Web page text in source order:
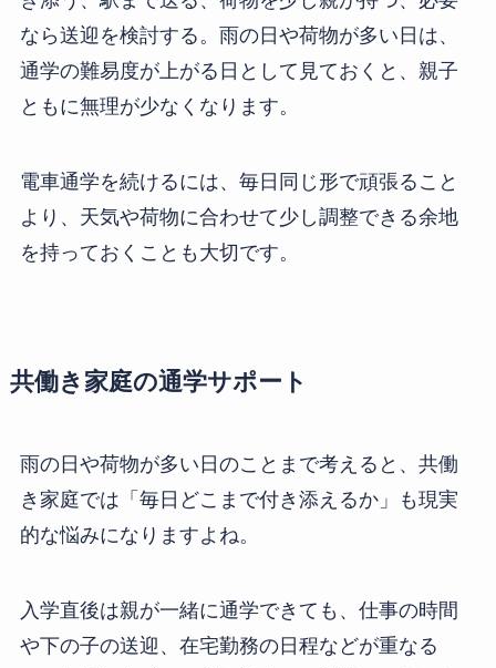
なら送迎を検討する。雨の日や荷物が多い日は、
通学の難易度が上がる日として見ておくと、親子
ともに無理が少なくなります。
電車通学を続けるには、毎日同じ形で頑張ること
より、天気や荷物に合わせて少し調整できる余地
を持っておくことも大切です。
共働き家庭の通学サポート
雨の日や荷物が多い日のことまで考えると、共働
き家庭では「毎日どこまで付き添えるか」も現実
的な悩みになりますよね。
入学直後は親が一緒に通学できても、仕事の時間
や下の子の送迎、在宅勤務の日程などが重なる